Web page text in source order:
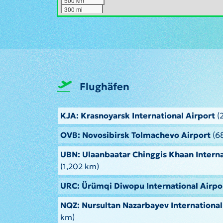
300 mi
Flughäfen
KJA: Krasnoyarsk International Airport
OVB: Novosibirsk Tolmachevo Airport
UBN: Ulaanbaatar Chinggis Khaan
(1,202 km)
URC: Ürümqi Diwopu International
NQZ: Nursultan Nazarbayev
km)